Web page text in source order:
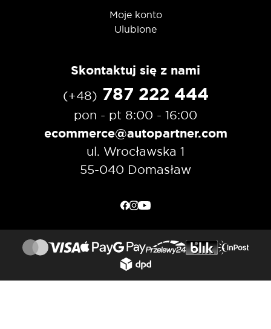
Moje konto
Ulubione
Skontaktuj się z nami
(+48) 787 222 444
pon - pt 8:00 - 16:00
ecommerce@autopartner.com
ul. Wrocławska 1
55-040 Domasław